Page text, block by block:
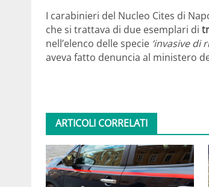
I carabinieri del Nucleo Cites di
che si trattava di due esemplari di
nell’elenco delle specie ‘invasive di
aveva fatto denuncia al ministero
ARTICOLI CORRELATI